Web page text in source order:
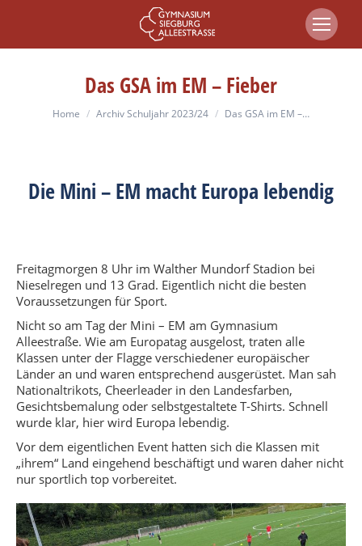
Das GSA im EM – Fieber
You are here:
Home Archiv Schuljahr 2023/24 Das GSA im EM –…
Die Mini – EM macht Europa lebendig
Freitagmorgen 8 Uhr im Walther Mundorf Stadion bei
Nieselregen und 13 Grad. Eigentlich nicht die besten
Voraussetzungen für Sport.
Nicht so am Tag der Mini – EM am Gymnasium
Alleestraße. Wie am Europatag ausgelost, traten alle
Klassen unter der Flagge verschiedener europäischer
Länder an und waren entsprechend ausgerüstet. Man sah
Nationaltrikots, Cheerleader in den Landesfarben,
Gesichtsbemalung oder selbstgestaltete T-Shirts. Schnell
wurde klar, hier wird Europa lebendig.
Vor dem eigentlichen Event hatten sich die Klassen mit
„ihrem“ Land eingehend beschäftigt und waren daher nicht
nur sportlich top vorbereitet.